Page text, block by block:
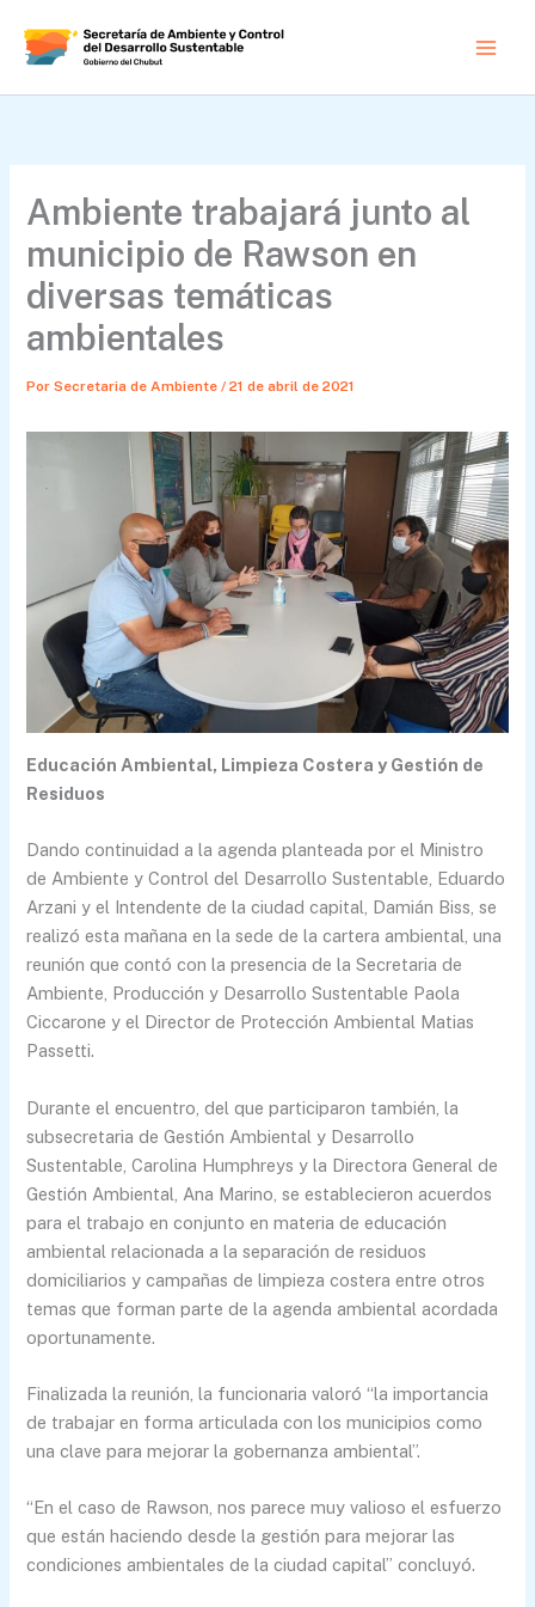
contenido
Ambiente trabajará junto al
municipio de Rawson en
diversas temáticas
ambientales
PorSecretaria de Ambiente/21 de abril de 2021
Educación Ambiental, Limpieza Costera y Gestión de
Residuos
Dando continuidad a la agenda planteada por el Ministro
de Ambiente y Control del Desarrollo Sustentable, Eduardo
Arzani y el Intendente de la ciudad capital, Damián Biss, se
realizó esta mañana en la sede de la cartera ambiental, una
reunión que contó con la presencia de la Secretaria de
Ambiente, Producción y Desarrollo Sustentable Paola
Ciccarone y el Director de Protección Ambiental Matias
Passetti.
Durante el encuentro, del que participaron también, la
subsecretaria de Gestión Ambiental y Desarrollo
Sustentable, Carolina Humphreys y la Directora General de
Gestión Ambiental, Ana Marino, se establecieron acuerdos
para el trabajo en conjunto en materia de educación
ambiental relacionada a la separación de residuos
domiciliarios y campañas de limpieza costera entre otros
temas que forman parte de la agenda ambiental acordada
oportunamente.
Finalizada la reunión, la funcionaria valoró “la importancia
de trabajar en forma articulada con los municipios como
una clave para mejorar la gobernanza ambiental”.
“En el caso de Rawson, nos parece muy valioso el esfuerzo
que están haciendo desde la gestión para mejorar las
condiciones ambientales de la ciudad capital” concluyó.